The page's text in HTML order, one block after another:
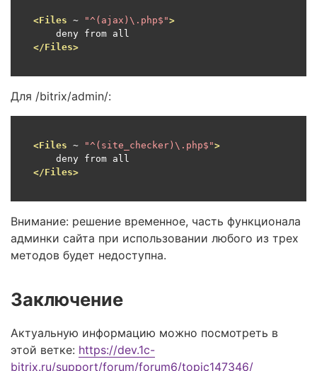
<Files ~ "^(ajax)\.php$">
</Files>
Для /bitrix/admin/:
<Files ~ "^(site_checker)\.php$">
</Files>
Внимание: решение временное, часть функционала
админки сайта при использовании любого из трех
методов будет недоступна.
Заключение
Актуальную информацию можно посмотреть в
этой ветке: https://dev.1c-
bitrix.ru/support/forum/forum6/topic147346/